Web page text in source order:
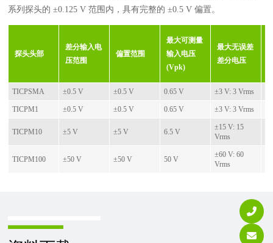
系列探头的 ±0.125 V 范围内，具有完整的 ±0.5 V 偏置。
探头头部
差分输入电
压范围
偏置范围
最大可测量
输入电压
(Vpk)
最大无误差
差分电压
TICPSMA ±0.5 V ±0.5 V 0.65 V ±3 V: 3 Vrms
TICPM1 ±0.5 V ±0.5 V 0.65 V ±3 V: 3 Vrms
TICPM10 ±5 V ±5 V 6.5 V
±15 V: 15
Vrms
TICPM100 ±50 V ±50 V 50 V
±60 V: 60
Vrms